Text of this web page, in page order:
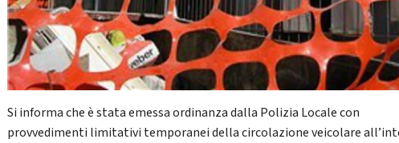
Si informa che è stata emessa ordinanza dalla Polizia Locale con
provvedimenti limitativi temporanei della circolazione veicolare